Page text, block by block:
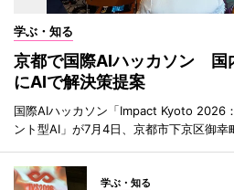
学ぶ・知る
京都で国際AIハッカソン 国
にAIで解決策提案
国際AIハッカソン「Impact Kyoto 2026
ント型AI」が7月4日、京都市下京区御幸
学ぶ・知る